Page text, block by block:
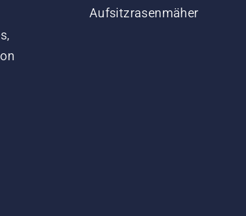
Aufsitzrasenmäher